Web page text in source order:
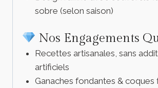
sobre (selon saison)
Nos Engagements
Recettes artisanales, sans
artificiels
Ganaches fondantes & coques